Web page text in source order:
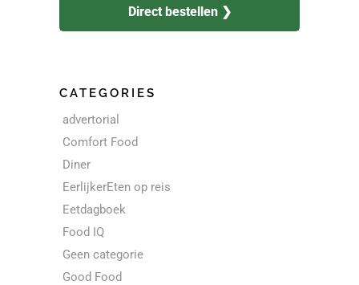
Direct bestellen ❯
CATEGORIES
advertorial
Comfort Food
Diner
EerlijkerEten op reis
Eetdagboek
Food IQ
Geen categorie
Good Food